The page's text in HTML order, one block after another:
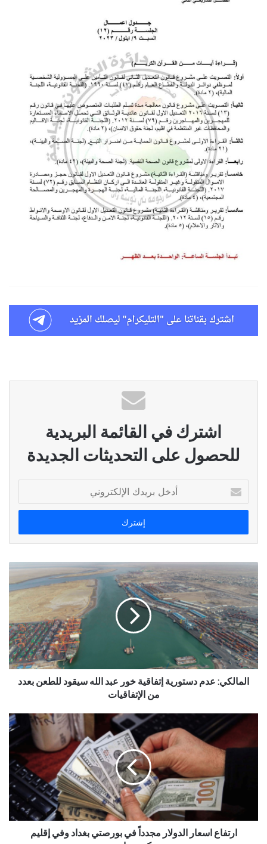
اشترك في القائمة البريدية
للحصول على التحديثات الجديدة
بريدك
الإلكتروني
المالكي: عدم دستورية إتفاقية خور عبد الله سيقود للطعن بعدد
من الإتفاقيات
ارتفاع اسعار الدولار مجدداً في بورصتي بغداد وفي إقليم